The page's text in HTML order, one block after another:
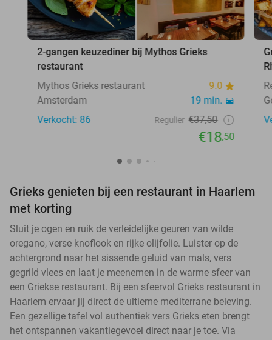
2-gangen keuzediner bij Mythos Grieks
restaurant
Mythos Grieks restaurant
9.0
Amsterdam
19 min.
Verkocht: 86
Regulier €37,50
€18,50
Grieks genieten bij een restaurant in Haarlem
met korting
Sluit je ogen en ruik de verleidelijke geuren van wilde
oregano, verse knoflook en rijke olijfolie. Luister op de
achtergrond naar het sissende geluid van mals, vers
gegrild vlees en laat je meenemen in de warme sfeer van
een Griekse restaurant. Bij een sfeervol Grieks restaurant in
Haarlem ervaar jij direct de ultieme mediterrane beleving.
Een gezellige tafel vol authentiek vers Grieks eten brengt
het ontspannen vakantiegevoel direct naar je toe. Via